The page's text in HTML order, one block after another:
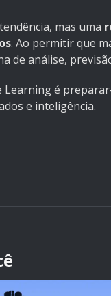
mas uma
. Ao permitir que
de análise,
é
e inteligência.